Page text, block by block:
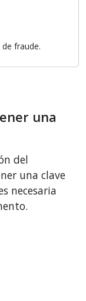
fraude.
una
del
una clave
necesaria